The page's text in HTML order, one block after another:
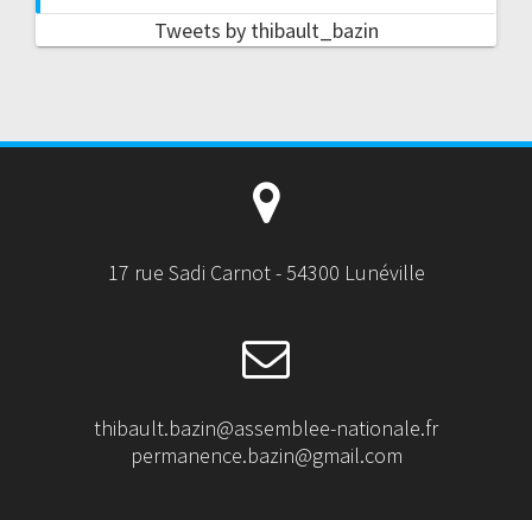
Tweets by thibault_bazin
17 rue Sadi Carnot - 54300 Lunéville
thibault.bazin@assemblee-nationale.fr
permanence.bazin@gmail.com